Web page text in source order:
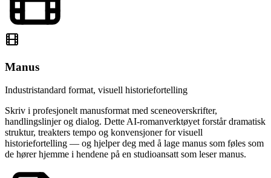
Manus
Industristandard format, visuell historiefortelling
Skriv i profesjonelt manusformat med sceneoverskrifter,
handlingslinjer og dialog. Dette AI-romanverktøyet forstår dramatisk
struktur, treakters tempo og konvensjoner for visuell
historiefortelling — og hjelper deg med å lage manus som føles som
de hører hjemme i hendene på en studioansatt som leser manus.